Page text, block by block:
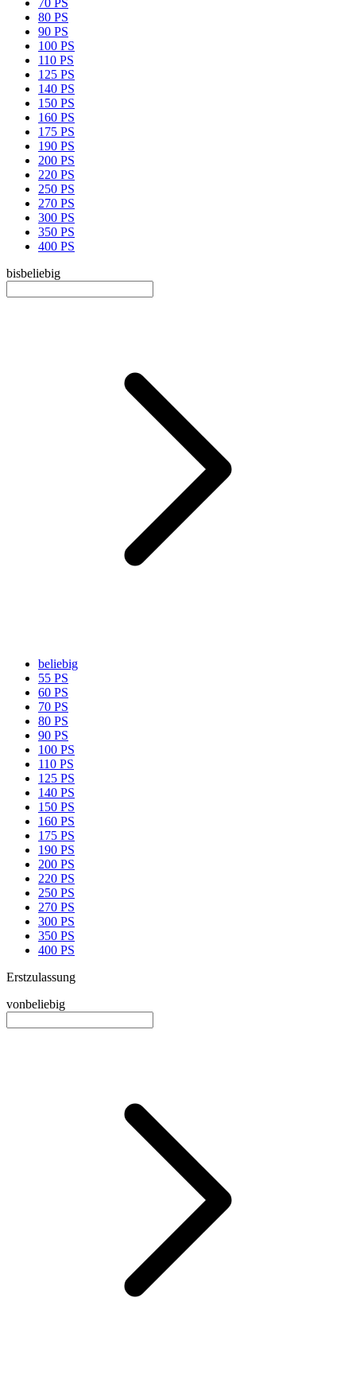
70 PS
80 PS
90 PS
100 PS
110 PS
125 PS
140 PS
150 PS
160 PS
175 PS
190 PS
200 PS
220 PS
250 PS
270 PS
300 PS
350 PS
400 PS
bisbeliebig
beliebig
55 PS
60 PS
70 PS
80 PS
90 PS
100 PS
110 PS
125 PS
140 PS
150 PS
160 PS
175 PS
190 PS
200 PS
220 PS
250 PS
270 PS
300 PS
350 PS
400 PS
Erstzulassung
vonbeliebig